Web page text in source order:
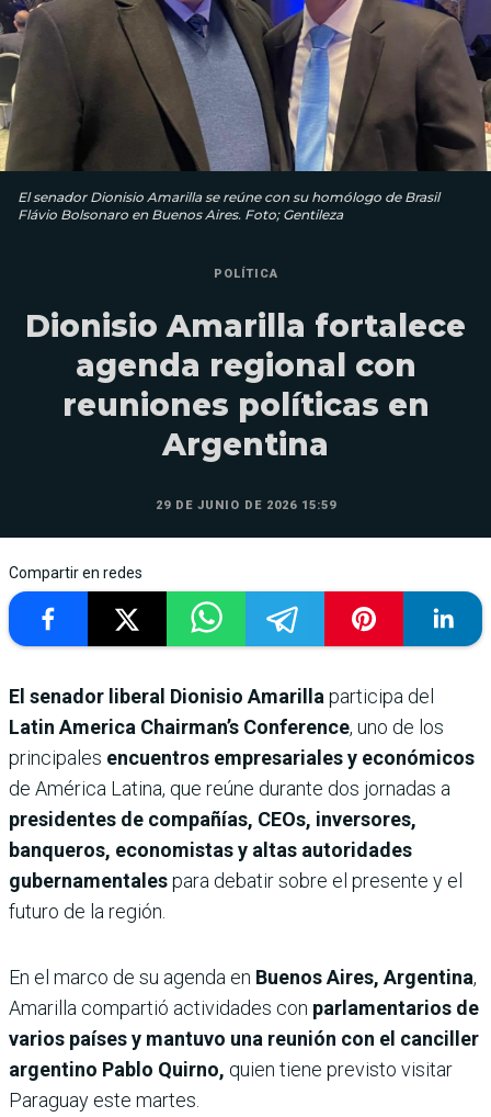
El senador Dionisio Amarilla se reúne con su homólogo de Brasil
Flávio Bolsonaro en Buenos Aires. Foto; Gentileza
POLÍTICA
Dionisio Amarilla fortalece
agenda regional con
reuniones políticas en
Argentina
29 DE JUNIO DE 2026 15:59
Compartir en redes
El senador liberal Dionisio Amarillaparticipa del
Latin America Chairman’s Conference, uno de los
principales encuentros empresariales y económicos
de América Latina, que reúne durante dos jornadas a
presidentes de compañías, CEOs, inversores,
banqueros, economistas y altas autoridades
gubernamentalespara debatir sobre el presente y el
futuro de la región.
En el marco de su agenda en Buenos Aires, Argentina,
Amarilla compartió actividades con parlamentarios de
varios países y mantuvo una reunión con el canciller
argentino Pablo Quirno, quien tiene previsto visitar
Paraguay este martes.